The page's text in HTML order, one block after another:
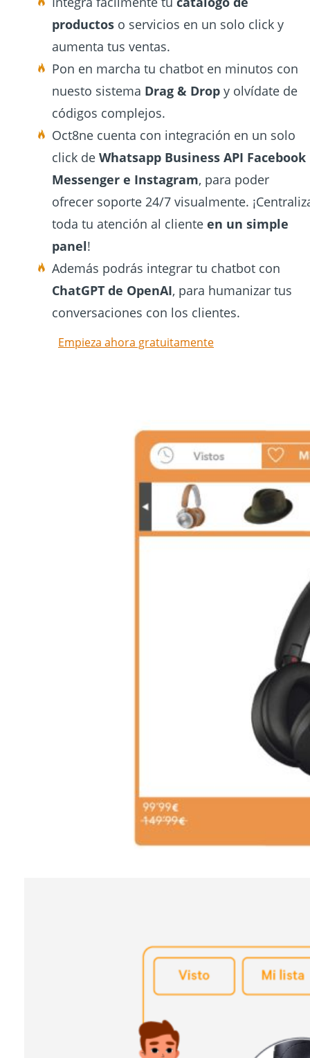
productos o servicios en un solo click y
aumenta tus ventas.
Pon en marcha tu chatbot en minutos con
nuesto sistema Drag & Drop y olvídate de
códigos complejos.
Oct8ne cuenta con integración en un solo
click de Whatsapp Business API Facebook
Messenger e Instagram, para poder
ofrecer soporte 24/7 visualmente.
toda tu atención al cliente en un simple
panel!
Además podrás integrar tu chatbot con
ChatGPT de OpenAI, para humanizar tus
conversaciones con los clientes.
Empieza ahora gratuitamente